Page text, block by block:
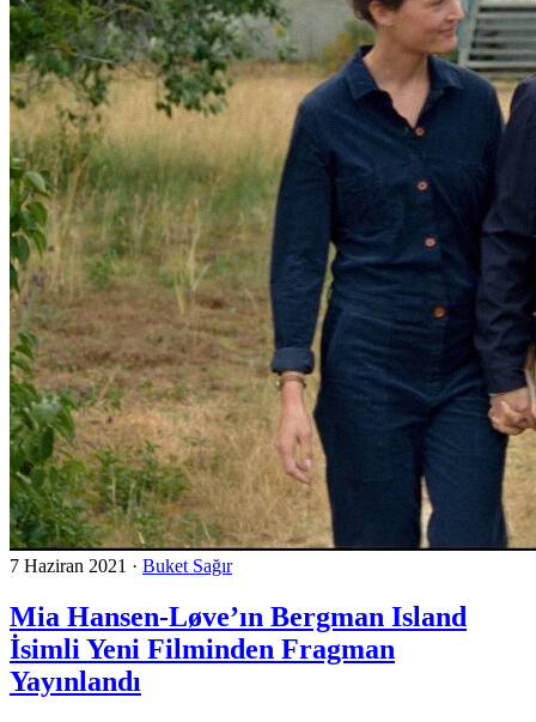
7 Haziran 2021 · Buket Sağır
Mia Hansen-Løve’ın Bergman Island
İsimli Yeni Filminden Fragman
Yayınlandı